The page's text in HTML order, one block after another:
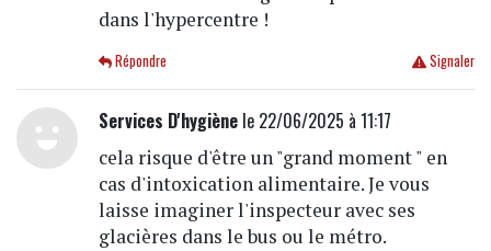
dans l'hypercentre !
Signaler
Répondre
Services D'hygiènele 22/06/2025 à 11:17
cela risque d'être un "grand moment " en
cas d'intoxication alimentaire. Je vous
laisse imaginer l'inspecteur avec ses
glacières dans le bus ou le métro.